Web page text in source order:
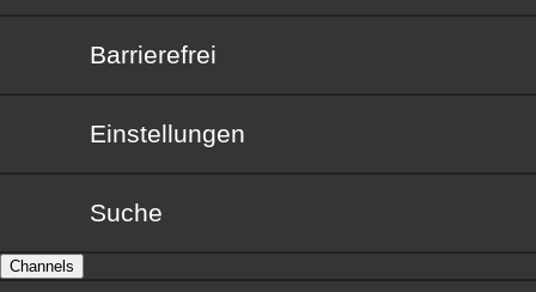
Barrierefrei
Barrierefrei
Einstellungen
Suche
Channels